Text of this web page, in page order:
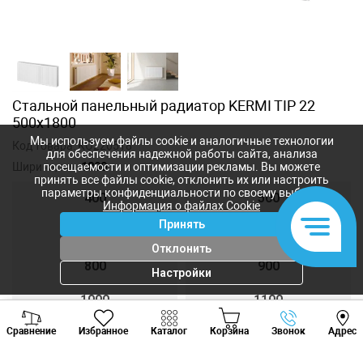
Стальной панельный радиатор KERMI TIP 22
500x1800
Код товара:KO220518
Ширина, мм:1800
400 500
800 900
1000 1100
1200 1300
Сравнение Избранное Каталог Корзина Звонок Адрес
Viber Whatsapp
Мы используем файлы cookie и аналогичные технологии
для обеспечения надежной работы сайта, анализа
посещаемости и оптимизации рекламы. Вы можете
принять все файлы cookie, отклонить их или настроить
параметры конфиденциальности по своему выбору.
Информация о файлах Cookie
Принять
Отклонить
Настройки